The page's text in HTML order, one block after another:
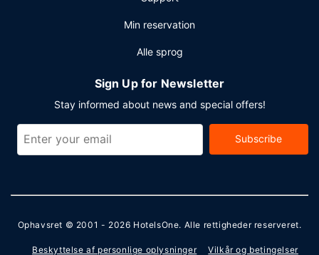
Min reservation
Alle sprog
Sign Up for Newsletter
Stay informed about news and special offers!
Subscribe
Ophavsret © 2001 - 2026 HotelsOne. Alle rettigheder reserveret.
Beskyttelse af personlige oplysninger Vilkår og betingelser